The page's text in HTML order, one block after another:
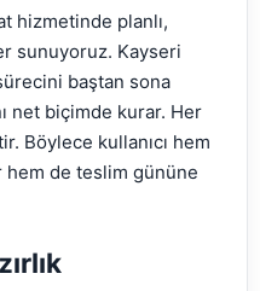
hizmetinde planlı,
sunuyoruz. Kayseri
baştan sona
net biçimde kurar. Her
Böylece kullanıcı hem
hem de teslim gününe